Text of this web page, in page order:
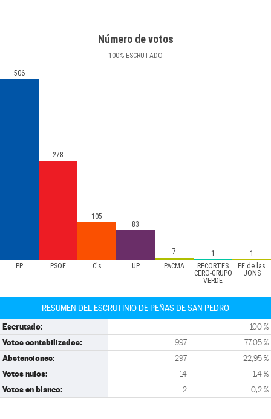
Número de votos
100% ESCRUTADO
PP PSOE C's UP PACMA
RECORTES
CERO-GRUPO
VERDE
FE de las
JONS
506
278
105
83
7 1 1
RESUMEN DEL ESCRUTINIO DE PEÑAS DE SAN PEDRO
Escrutado: 100 %
Votos contabilizados: 997 77,05 %
Abstenciones: 297 22,95 %
Votos nulos: 14 1,4 %
Votos en blanco: 2 0,2 %